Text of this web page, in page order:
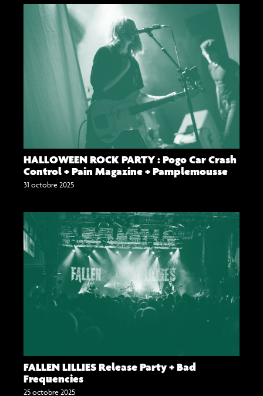
HALLOWEEN ROCK PARTY : Pogo Car Crash
Control + Pain Magazine + Pamplemousse
31 octobre 2025
FALLEN LILLIES Release Party + Bad
Frequencies
25 octobre 2025